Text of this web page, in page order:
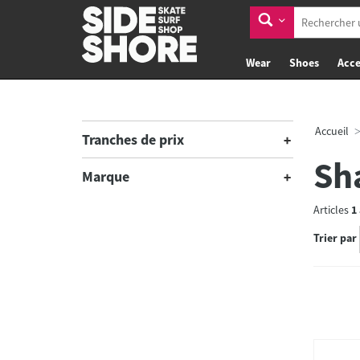
Wear Shoes
Tranches de prix
Marque
Accueil
Articles 1
Trier par